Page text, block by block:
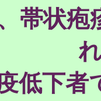
帯状疱
低下